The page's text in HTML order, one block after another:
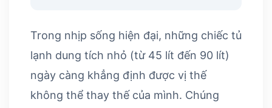
Trong nhịp sống hiện đại, những chiếc tủ
lạnh dung tích nhỏ (từ 45 lít đến 90 lít)
ngày càng khẳng định được vị thế
không thể thay thế của mình. Chúng